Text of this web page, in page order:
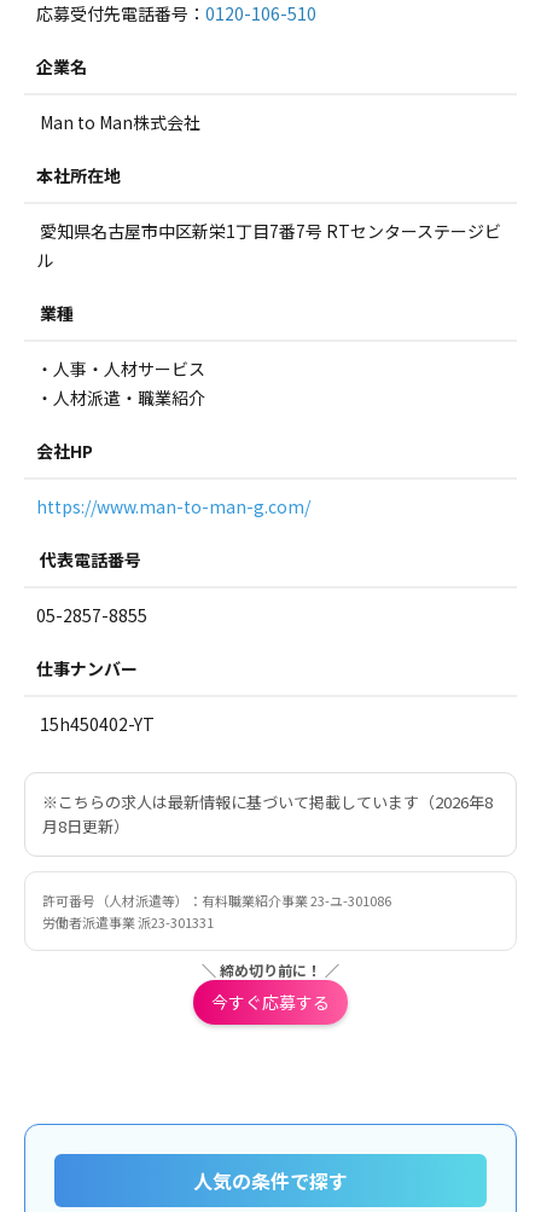
応募受付先電話番号： 0120-106-510
企業名
Man to Man株式会社
本社所在地
愛知県名古屋市中区新栄1丁目7番7号 RTセンターステージビ
ル
業種
・人事・人材サービス
・人材派遣・職業紹介
会社HP
https://www.man-to-man-g.com/
代表電話番号
05-2857-8855
仕事ナンバー
15h450402-YT
※こちらの求人は最新情報に基づいて掲載しています（2026年8
月8日更新）
許可番号（人材派遣等）：有料職業紹介事業 23-ユ-301086
労働者派遣事業 派23-301331
＼ 締め切り前に！ ／
今すぐ応募する
人気の条件で探す